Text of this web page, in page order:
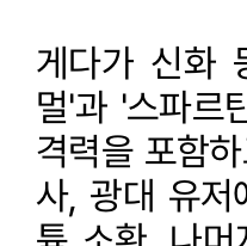
게다가 신화
멀'과 '스파르
격력을 포함
사, 광대 유저